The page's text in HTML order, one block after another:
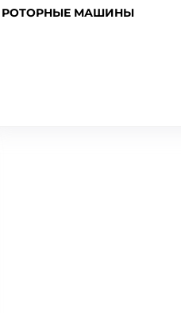
РОТОРНЫЕ МАШИНЫ